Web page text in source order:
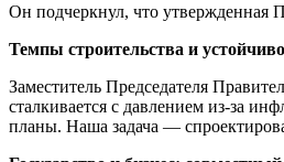
Он подчеркнул, что утвержденная
Темпы строительства и
Заместитель Председателя
сталкивается с давлением из-за
планы. Наша задача —